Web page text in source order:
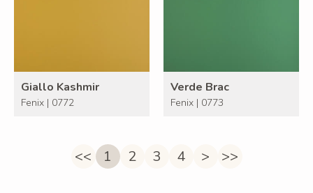
Giallo Kashmir
Fenix | 0772
Verde Brac
Fenix | 0773
<< 1 2 3 4 > >>